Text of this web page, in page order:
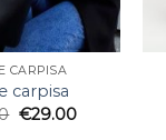
CARPISA
carpisa
€29.00